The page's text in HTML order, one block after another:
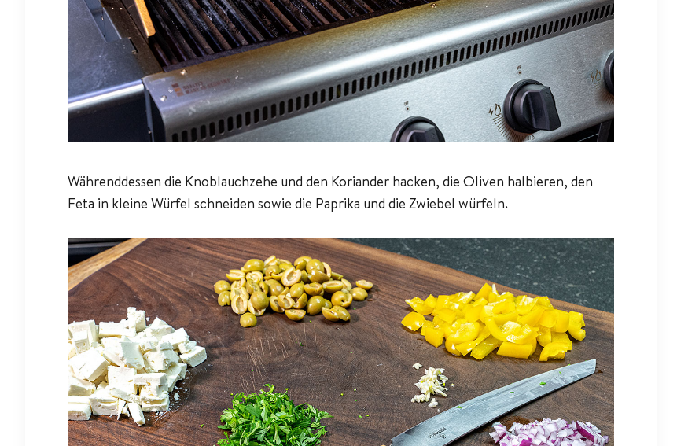
Währenddessen die Knoblauchzehe und den Koriander hacken, die Oliven halbieren, den
Feta in kleine Würfel schneiden sowie die Paprika und die Zwiebel würfeln.